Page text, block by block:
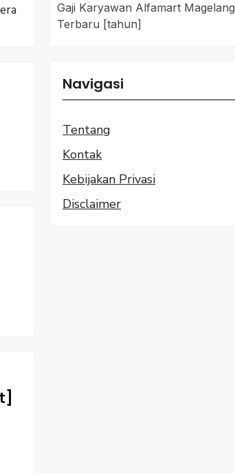
Gaji Karyawan Alfamart Magelang
Terbaru [tahun]
Navigasi
Tentang
Kontak
Kebijakan Privasi
Disclaimer